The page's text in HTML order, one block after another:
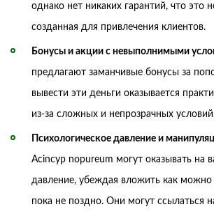
однако нет никаких гарантий, что это
созданная для привлечения клиентов.
Бонусы и акции с невыполнимыми
предлагают заманчивые бонусы за
вывести эти деньги оказывается
из-за сложных и непрозрачных
Психологическое давление и
Acincyp nopureum могут оказывать на
давление, убеждая вложить как можно
пока не поздно. Они могут ссылаться